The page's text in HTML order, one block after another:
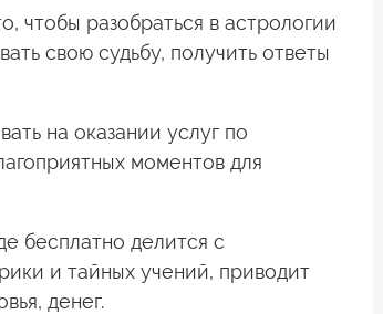
чтобы разобраться в астрологии
свою судьбу, получить ответы
на оказании услуг по
моментов для
бесплатно делится с
и тайных учений, приводит
денег.